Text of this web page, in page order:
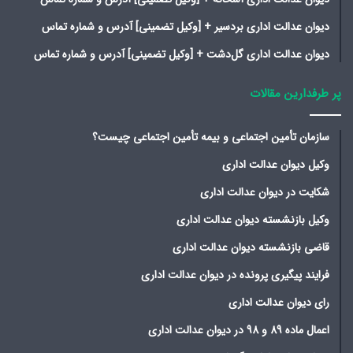
دیوان عدالت اداری بردسیر + [وکیل تضمینی] آدرس و شماره تماس
دیوان عدالت اداری گل‌دشت + [وکیل تضمینی] آدرس و شماره تماس
پر طرفدارین مقالات
سازمان تأمین اجتماعی و بیمه تأمین اجتماعی چیست؟
وکیل دیوان عدالت اداری
شکایت در دیوان عدالت اداری
وکیل بازنشسته دیوان عدالت اداری
قاضی بازنشسته دیوان عدالت اداری
فرایند پیگیری پرونده در دیوان عدالت اداری
رای دیوان عدالت اداری
اعمال ماده 89 و 98 در دیوان عدالت اداری